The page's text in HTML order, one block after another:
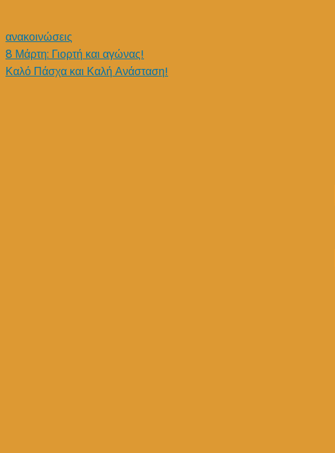
ανακοινώσεις
Post
navigation
8 Μάρτη: Γιορτή και αγώνας!
Καλό Πάσχα και Καλή Ανάσταση!